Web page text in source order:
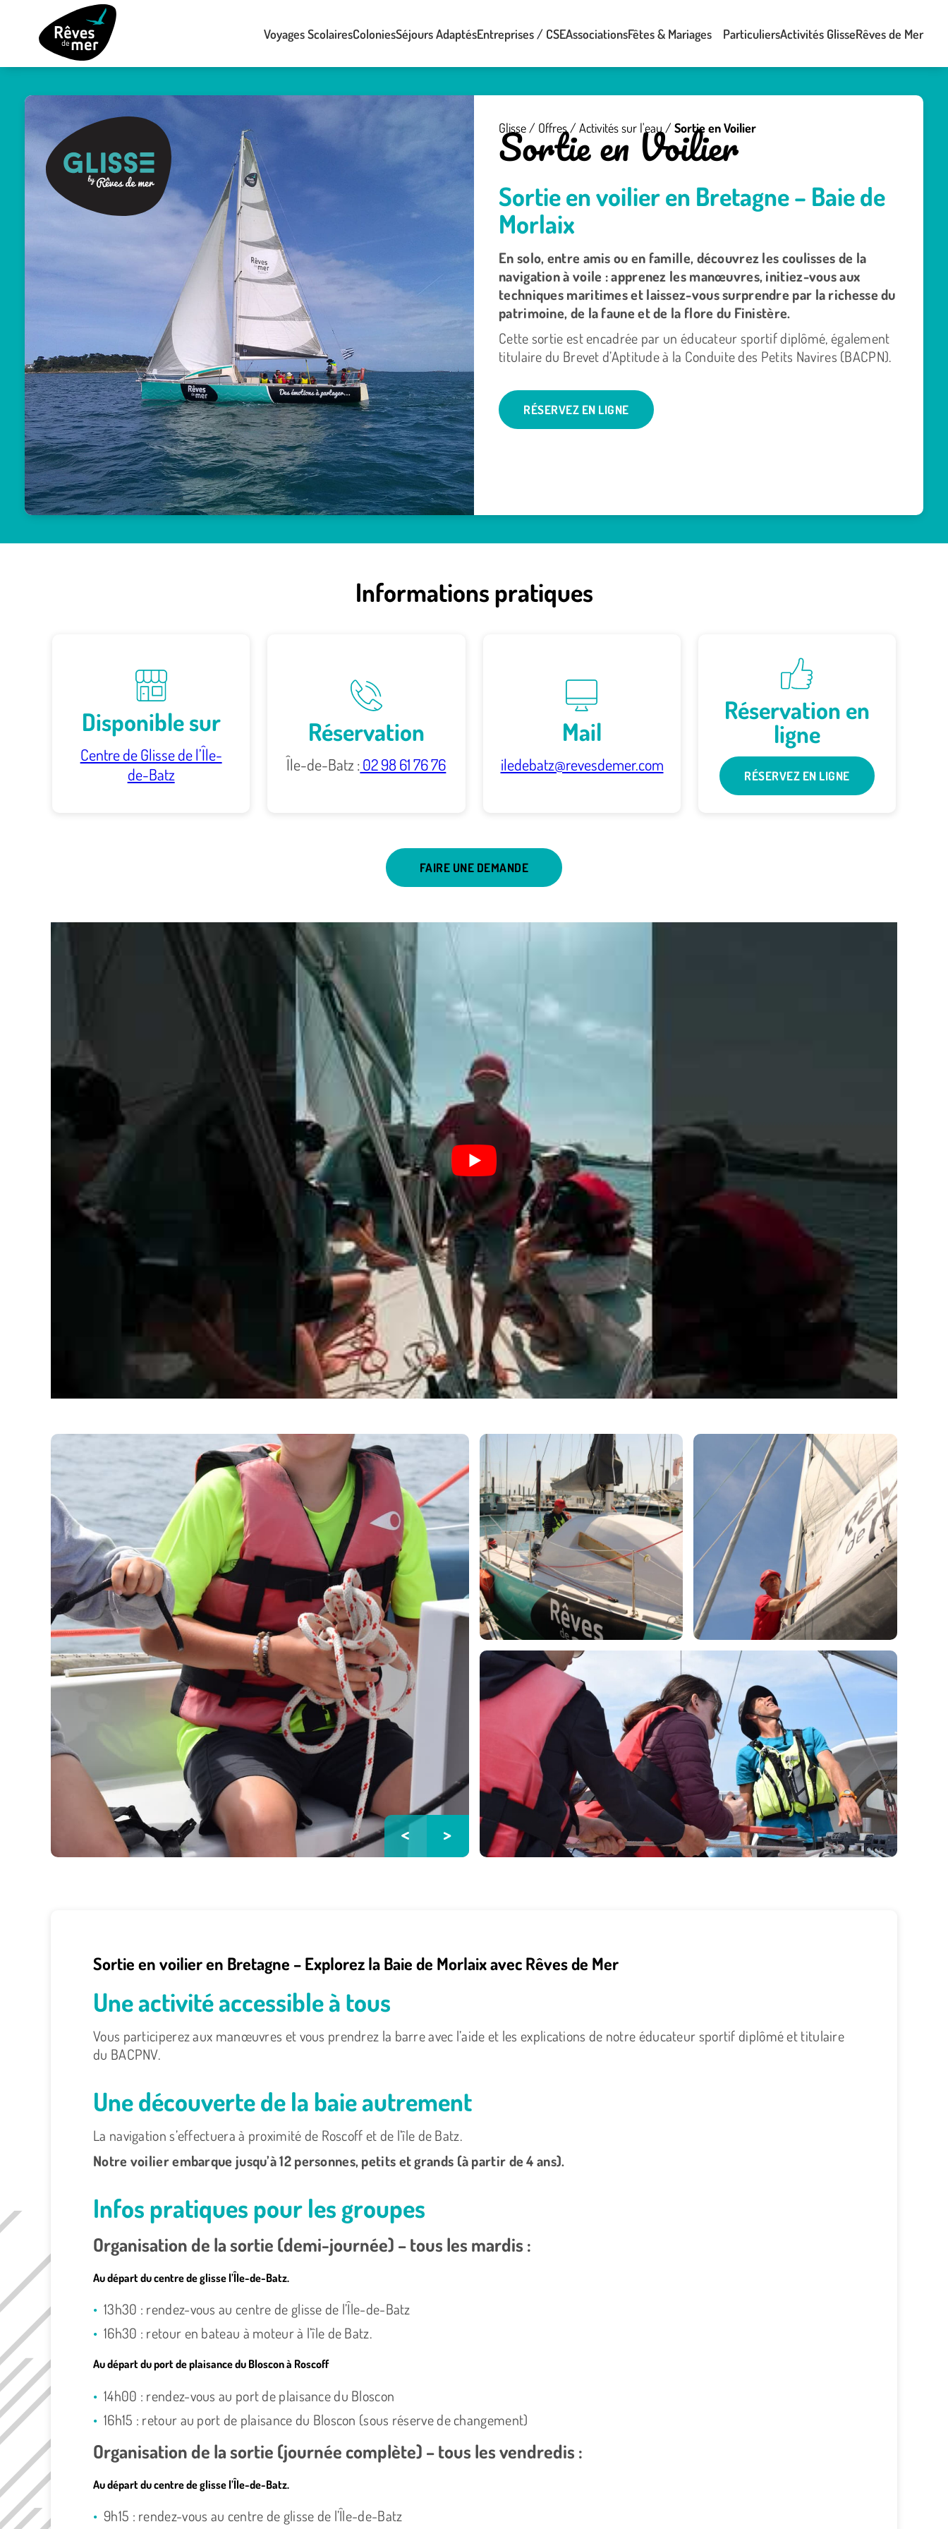
Voyages ScolairesColoniesSéjours AdaptésEntreprises / CSEAssociationsFêtes & Mariages ParticuliersActivités GlisseRêves de Mer
Glisse / Offres/ Activités sur l'eau / Sortie en Voilier
Sortie en Voilier
Sortie en voilier en Bretagne – Baie de
Morlaix
En solo, entre amis ou en famille, découvrez les coulisses de la
navigation à voile : apprenez les manœuvres, initiez-vous aux
techniques maritimes et laissez-vous surprendre par la richesse du
patrimoine, de la faune et de la flore du Finistère.
Cette sortie est encadrée par un éducateur sportif diplômé, également
titulaire du Brevet d’Aptitude à la Conduite des Petits Navires (BACPN).
RÉSERVEZ EN LIGNE
Informations pratiques
Disponible sur
Centre de Glisse de l’Île-
de-Batz
Réservation
Île-de-Batz :02 98 61 76 76
Mail
iledebatz@revesdemer.com
Réservation en
ligne
RÉSERVEZ EN LIGNE
FAIRE UNE DEMANDE
Sortie en voilier en Bretagne – Explorez la Baie de Morlaix avec Rêves de Mer
Une activité accessible à tous
Vous participerez aux manœuvres et vous prendrez la barre avec l’aide et les explications de notre éducateur sportif diplômé et titulaire
du BACPNV.
Une découverte de la baie autrement
La navigation s’effectuera à proximité de Roscoff et de l’île de Batz.
Notre voilier embarque jusqu’à 12 personnes, petits et grands (à partir de 4 ans).
Infos pratiques pour les groupes
Organisation de la sortie (demi-journée) – tous les mardis :
Au départ du centre de glisse l’Île-de-Batz.
13h30 : rendez-vous au centre de glisse de l’Île-de-Batz
16h30 : retour en bateau à moteur à l’île de Batz.
Au départ du port de plaisance du Bloscon à Roscoff
14h00 : rendez-vous au port de plaisance du Bloscon
16h15 : retour au port de plaisance du Bloscon (sous réserve de changement)
Organisation de la sortie (journée complète) – tous les vendredis :
Au départ du centre de glisse l’Île-de-Batz.
9h15 : rendez-vous au centre de glisse de l’Île-de-Batz